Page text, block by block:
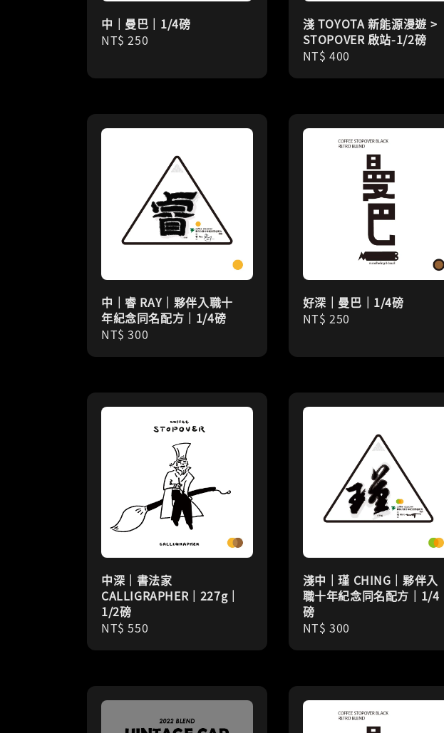
中｜曼巴｜1/4磅
Regular
NT$ 250
淺 TOYOTA 新能源漫遊 >
STOPOVER 啟站-1/2磅
Regular
NT$ 400
中｜睿 RAY｜夥伴入職十
年紀念同名配方｜1/4磅
Regular
NT$ 300
好深｜曼巴｜1/4磅
Regular
NT$ 250
中深｜書法家
CALLIGRAPHER｜227g｜
1/2磅
Regular
NT$ 550
淺中｜瑾 CHING｜夥伴入
職十年紀念同名配方｜1/4
磅
Regular
NT$ 300